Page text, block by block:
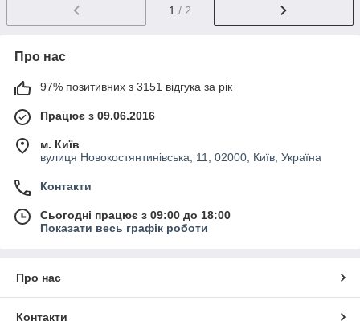
1 / 2
Про нас
97% позитивних з 3151 відгука за рік
Працює з 09.06.2016
м. Київ
вулиця Новокостянтинівська, 11, 02000, Київ, Україна
Контакти
Сьогодні працює з 09:00 до 18:00
Показати весь графік роботи
Про нас
Контакти